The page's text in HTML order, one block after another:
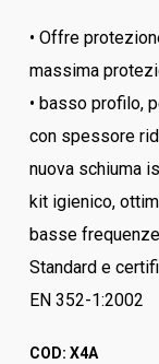
• Offre
massima
• basso profilo,
con spessore
nuova schiuma
kit igienico,
basse frequenze
Standard e
EN 352-1:2002
COD: X4A